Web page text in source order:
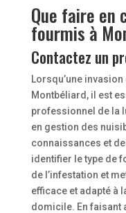
Que faire en
fourmis à
Contactez un
Lorsqu’une
Montbéliard, il est
professionnel de la
en gestion des
connaissances et
identifier le type de
de l’infestation et
efficace et adapté à
domicile. En faisant